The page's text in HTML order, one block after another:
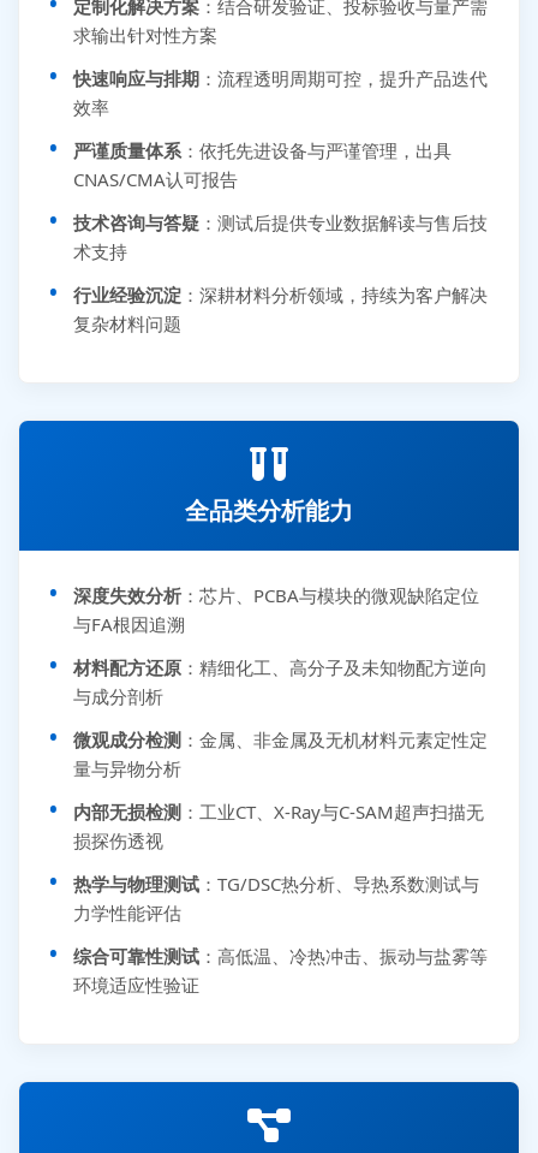
定制化解决方案 ：结合研发验证、投标验收与量产需
求输出针对性方案
快速响应与排期 ：流程透明周期可控，提升产品迭代
效率
严谨质量体系 ：依托先进设备与严谨管理，出具
CNAS/CMA认可报告
技术咨询与答疑 ：测试后提供专业数据解读与售后技
术支持
行业经验沉淀 ：深耕材料分析领域，持续为客户解决
复杂材料问题
全品类分析能力
深度失效分析 ：芯片、PCBA与模块的微观缺陷定位
与FA根因追溯
材料配方还原 ：精细化工、高分子及未知物配方逆向
与成分剖析
微观成分检测 ：金属、非金属及无机材料元素定性定
量与异物分析
内部无损检测 ：工业CT、X-Ray与C-SAM超声扫描无
损探伤透视
热学与物理测试 ：TG/DSC热分析、导热系数测试与
力学性能评估
综合可靠性测试 ：高低温、冷热冲击、振动与盐雾等
环境适应性验证